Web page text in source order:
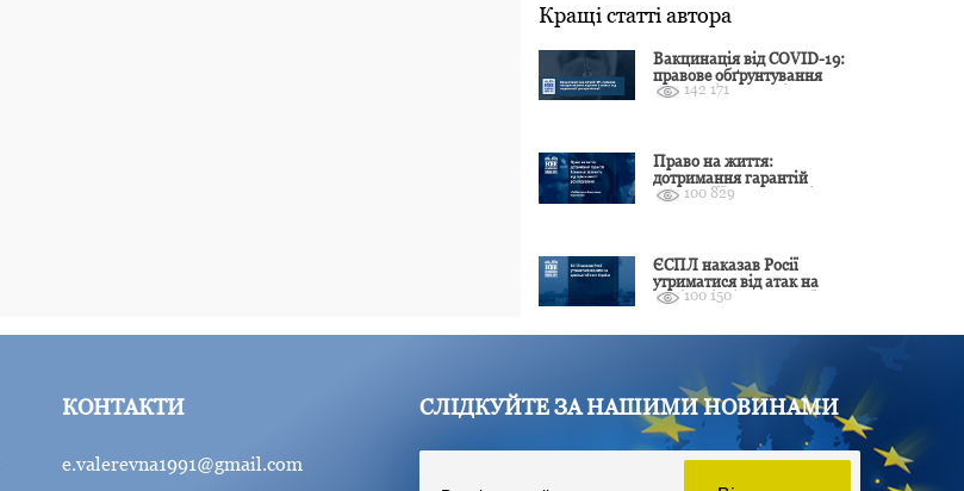
Кращі статті автора
Вакцинація від COVID-19:
правове обґрунтування
відмови і захист від
142 171
Право на життя:
дотримання гарантій
Конвенції залежить від
100 829
ЄСПЛ наказав Росії
утриматися від атак на
цивільні об’єкти України
100 150
КОНТАКТИ
e.valerevna1991@gmail.com
СЛІДКУЙТЕ ЗА НАШИМИ НОВИНАМИ